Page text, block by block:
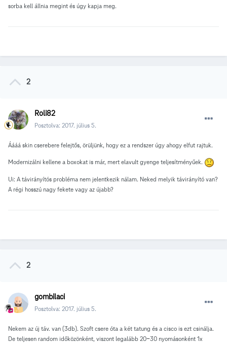
sorba kell állnia megint és úgy kapja meg.
2
Roli82
Posztolva: 2017. július 5.
Áááá skin cserebere felejtős, örüljünk, hogy ez a rendszer úgy ahogy elfut rajtuk.
Modernizálni kellene a boxokat is már, mert elavult gyenge teljesítményűek.
Ui: A távirányítós probléma nem jelentkezik nálam. Neked melyik távirányító van?
A régi hosszú nagy fekete vagy az újabb?
2
gombilaci
Posztolva: 2017. július 5.
Nekem az új táv. van (3db). Szoft csere óta a két tatung és a cisco is ezt csinálja.
De teljesen random időközönként, viszont legalább 20-30 nyomásonként 1x